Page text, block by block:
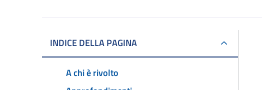
INDICE DELLA PAGINA
A chi è rivolto